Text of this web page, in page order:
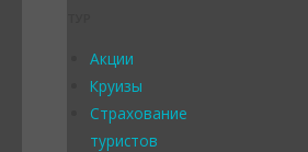
Акции
Круизы
Страхование
туристов